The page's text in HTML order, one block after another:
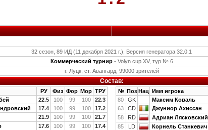
32 сезон, 89 ИД (11 декабря 2021 г.), Версия генератора 32.0.1
Коммерческий турнир- Volyn cup XV, тур № 6
г. Луцк, ст. Авангард, 99000 зрителей
Состав:
РУ Физ Фор Мор ТРУ
22.5 100 99 100
22.3
17.4 100 99 100
17.2
21.9 100 99 100
21.7
17.6 100 99 100
17.4
№ Поз Нац Имя игрока
80
GK Максим Коваль
63
CD Джуниор Ахиссан
58
RD Адриан Лясковский
85
LD Корнель Станкевич